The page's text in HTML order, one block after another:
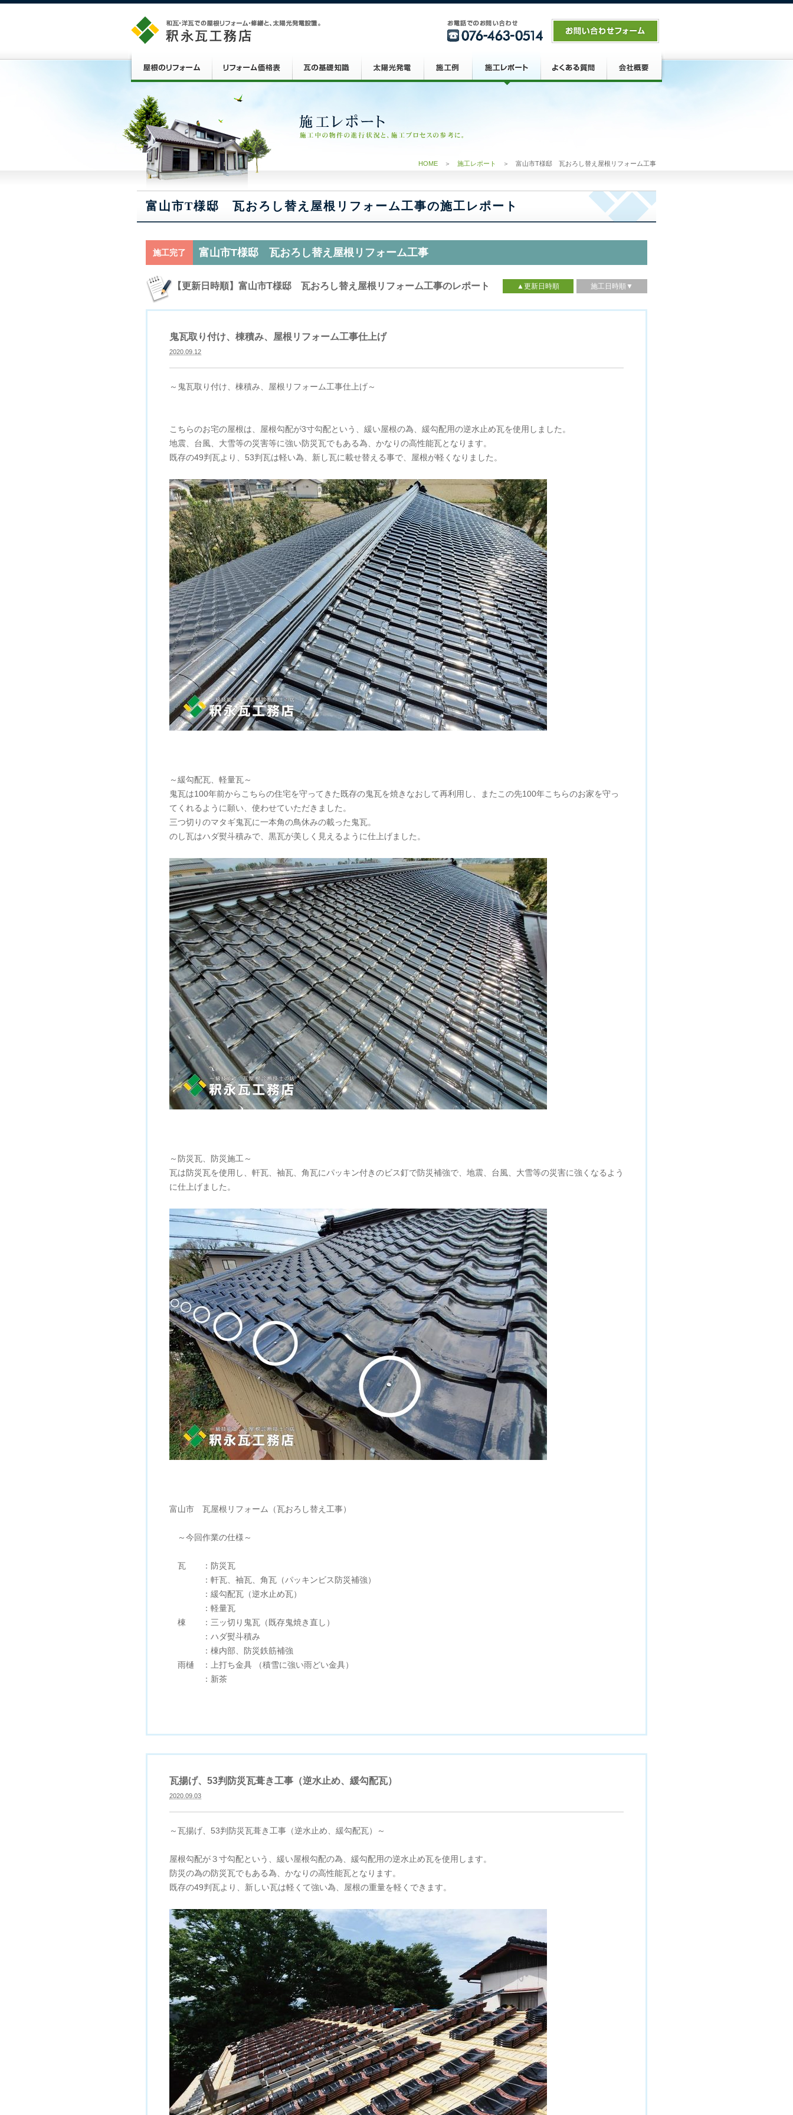
HOME ＞ 施工レポート ＞ 富山市T様邸 瓦おろし替え屋根リフォーム工事
富山市T様邸 瓦おろし替え屋根リフォーム工事の施工レポート
施工完了 富山市T様邸 瓦おろし替え屋根リフォーム工事
施工日時順▼
▲更新日時順
【更新日時順】富山市T様邸 瓦おろし替え屋根リフォーム工事のレポート
鬼瓦取り付け、棟積み、屋根リフォーム工事仕上げ
2020.09.12
～鬼瓦取り付け、棟積み、屋根リフォーム工事仕上げ～
こちらのお宅の屋根は、屋根勾配が3寸勾配という、緩い屋根の為、緩勾配用の逆水止め瓦を使用しました。
地震、台風、大雪等の災害等に強い防災瓦でもある為、かなりの高性能瓦となります。
既存の49判瓦より、53判瓦は軽い為、新し瓦に載せ替える事で、屋根が軽くなりました。
～緩勾配瓦、軽量瓦～
鬼瓦は100年前からこちらの住宅を守ってきた既存の鬼瓦を焼きなおして再利用し、またこの先100年こちらのお家を守っ
てくれるように願い、使わせていただきました。
三つ切りのマタギ鬼瓦に一本角の鳥休みの載った鬼瓦。
のし瓦はハダ熨斗積みで、黒瓦が美しく見えるように仕上げました。
～防災瓦、防災施工～
瓦は防災瓦を使用し、軒瓦、袖瓦、角瓦にパッキン付きのビス釘で防災補強で、地震、台風、大雪等の災害に強くなるよう
に仕上げました。
富山市 瓦屋根リフォーム（瓦おろし替え工事）
～今回作業の仕様～
瓦 ：防災瓦
：軒瓦、袖瓦、角瓦（パッキンビス防災補強）
：緩勾配瓦（逆水止め瓦）
：軽量瓦
棟 ：三ッ切り鬼瓦（既存鬼焼き直し）
：ハダ熨斗積み
：棟内部、防災鉄筋補強
雨樋 ：上打ち金具 （積雪に強い雨どい金具）
：新茶
瓦揚げ、53判防災瓦葺き工事（逆水止め、緩勾配瓦）
2020.09.03
～瓦揚げ、53判防災瓦葺き工事（逆水止め、緩勾配瓦）～
屋根勾配が３寸勾配という、緩い屋根勾配の為、緩勾配用の逆水止め瓦を使用します。
防災の為の防災瓦でもある為、かなりの高性能瓦となります。
既存の49判瓦より、新しい瓦は軽くて強い為、屋根の重量を軽くできます。